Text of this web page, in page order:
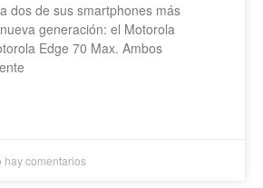
dos de sus smartphones más
generación: el Motorola
Edge 70 Max. Ambos
hay comentarios